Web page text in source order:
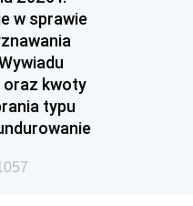
1939
1936
w sprawie
oraz kwoty
typu